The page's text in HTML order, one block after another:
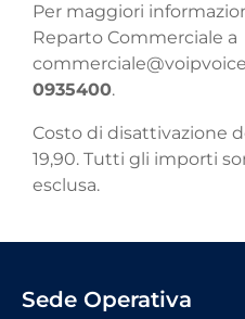
Per maggiori
Reparto Commerciale a
0935400.
Costo di disattivazione
19,90. Tutti gli importi
esclusa.
Sede Operativa